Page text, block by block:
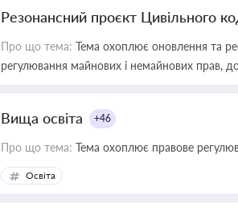
Резонансний проєкт Цивільного
Про що тема: Тема охоплює оновлення та
регулювання майнових і немайнових прав,
Вища освіта +46
Про що тема: Тема охоплює правове
Освіта